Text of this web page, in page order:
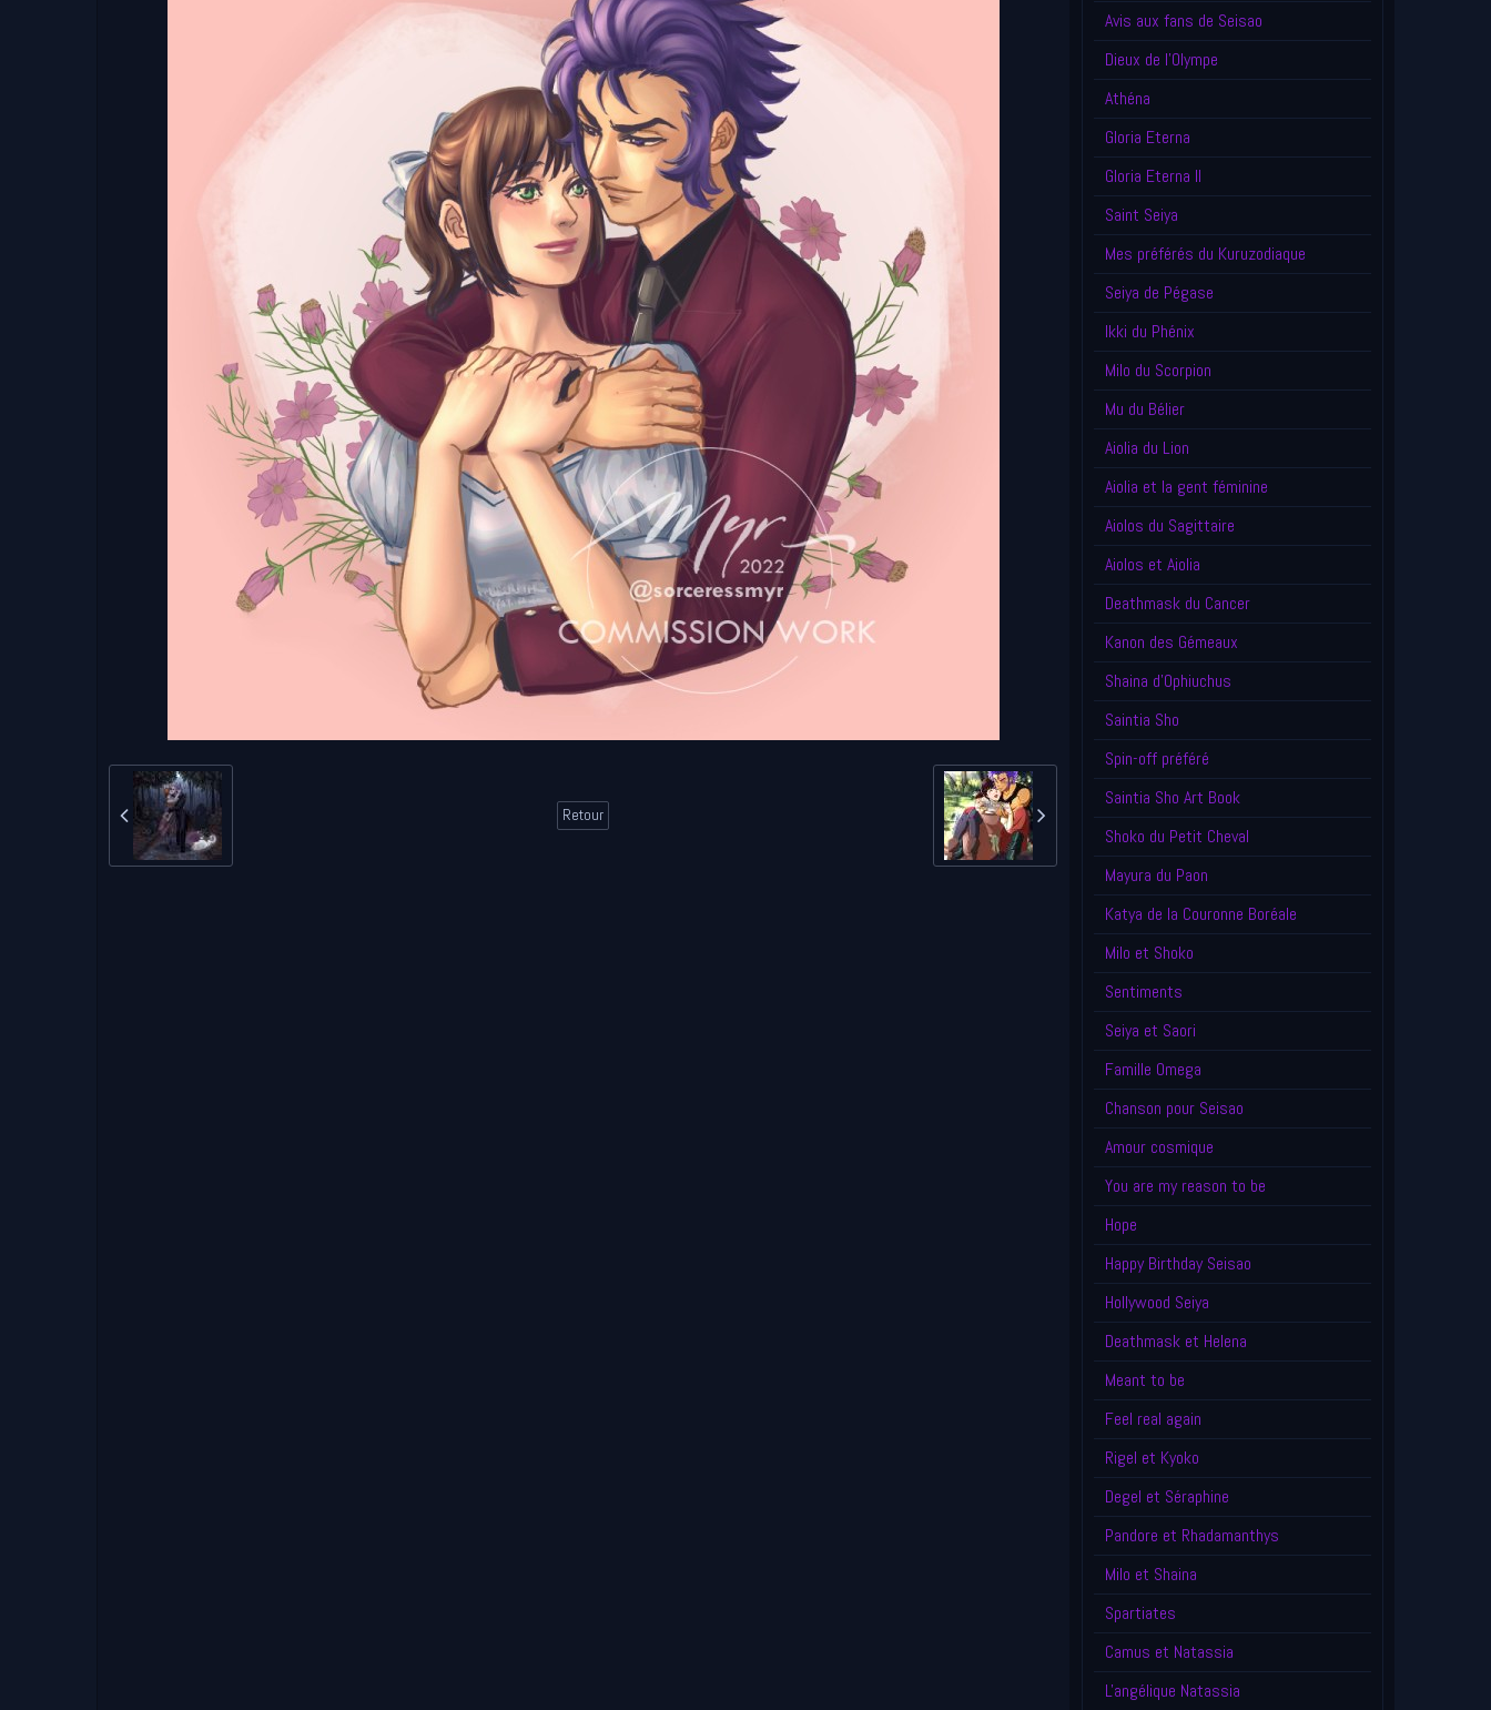
Retour
Avis aux fans de Seisao
Dieux de l'Olympe
Athéna
Gloria Eterna
Gloria Eterna II
Saint Seiya
Mes préférés du Kuruzodiaque
Seiya de Pégase
Ikki du Phénix
Milo du Scorpion
Mu du Bélier
Aiolia du Lion
Aiolia et la gent féminine
Aiolos du Sagittaire
Aiolos et Aiolia
Deathmask du Cancer
Kanon des Gémeaux
Shaina d'Ophiuchus
Saintia Sho
Spin-off préféré
Saintia Sho Art Book
Shoko du Petit Cheval
Mayura du Paon
Katya de la Couronne Boréale
Milo et Shoko
Sentiments
Seiya et Saori
Famille Omega
Chanson pour Seisao
Amour cosmique
You are my reason to be
Hope
Happy Birthday Seisao
Hollywood Seiya
Deathmask et Helena
Meant to be
Feel real again
Rigel et Kyoko
Degel et Séraphine
Pandore et Rhadamanthys
Milo et Shaina
Spartiates
Camus et Natassia
L'angélique Natassia